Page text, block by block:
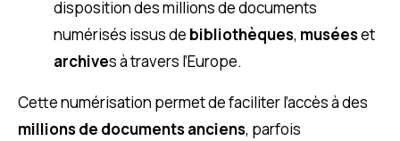
disposition des millions de documents
numérisés issus de bibliothèques, muséeset
archives à travers l’Europe.
Cette numérisation permet de faciliter l’accès à des
millions de documents anciens, parfois